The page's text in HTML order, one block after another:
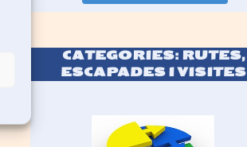
CATEGORIES: RUTES,
ESCAPADES I VISITES